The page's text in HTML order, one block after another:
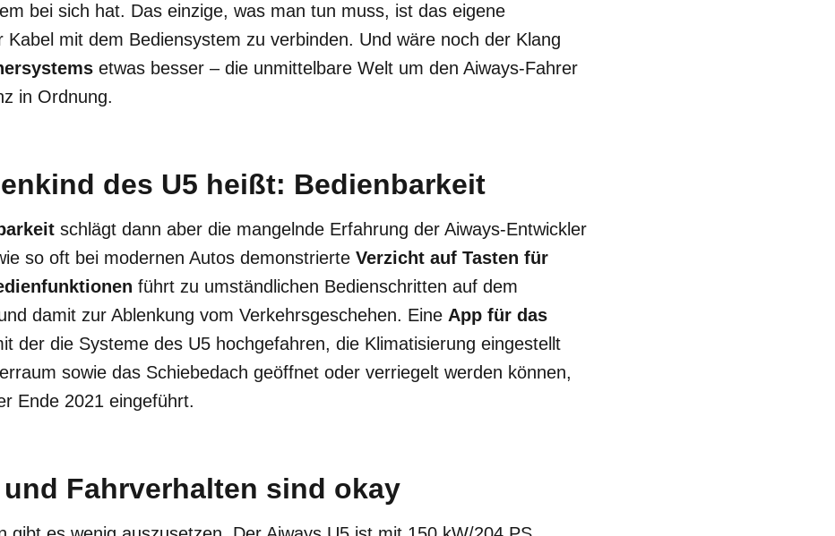
bei sich hat. Das einzige, was man tun muss, ist das eigene
Kabel mit dem Bediensystem zu verbinden. Und wäre noch der Klang
etwas besser – die unmittelbare Welt um den Aiways-Fahrer
in Ordnung.
des U5 heißt: Bedienbarkeit
schlägt dann aber die mangelnde Erfahrung der Aiways-Entwickler
so oft bei modernen Autos demonstrierte Verzicht auf Tasten für
führt zu umständlichen Bedienschritten auf dem
damit zur Ablenkung vom Verkehrsgeschehen. Eine App für das
der die Systeme des U5 hochgefahren, die Klimatisierung eingestellt
sowie das Schiebedach geöffnet oder verriegelt werden können,
Ende 2021 eingeführt.
Fahrverhalten sind okay